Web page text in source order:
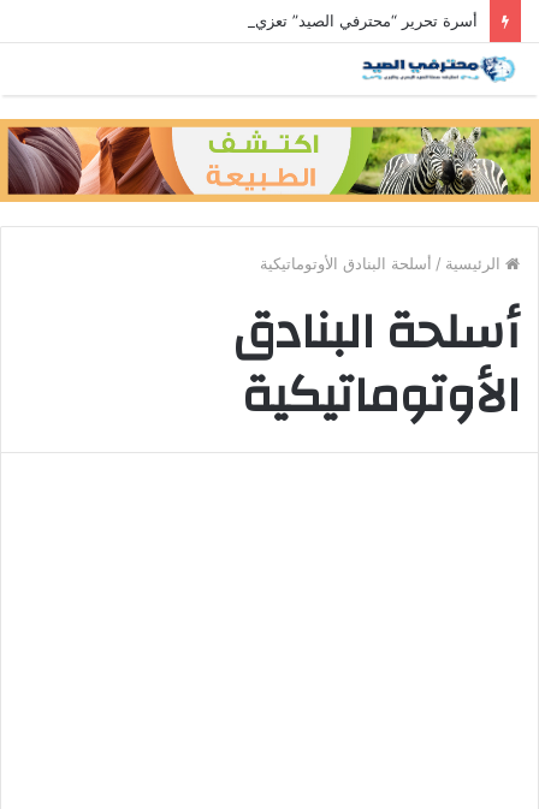
الرئيسية / أسلحة البنادق الأوتوماتيكية
أسلحة البنادق
الأوتوماتيكية